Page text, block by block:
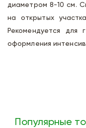
диаметром 8-10 см.
на открытых
Рекомендуется для
оформления
Популярные